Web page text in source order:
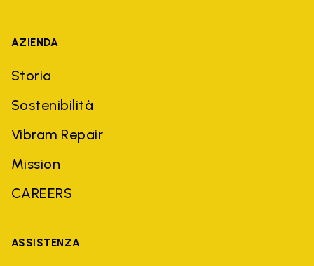
AZIENDA
Storia
Sostenibilità
Vibram Repair
Mission
CAREERS
ASSISTENZA